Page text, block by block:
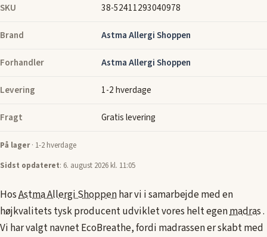
SKU 38-52411293040978
Brand Astma Allergi Shoppen
Forhandler Astma Allergi Shoppen
Levering 1-2 hverdage
Fragt Gratis levering
På lager· 1-2 hverdage
Sidst opdateret: 6. august 2026 kl. 11:05
HosAstma Allergi Shoppenhar vi i samarbejde med en
højkvalitets tysk producent udviklet vores helt egenmadras.
Vi har valgt navnet EcoBreathe, fordi madrassen er skabt med